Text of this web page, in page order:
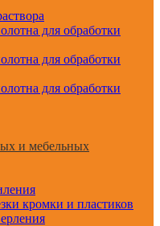
для обработки
для обработки
для обработки
и мебельных
кромки и пластиков